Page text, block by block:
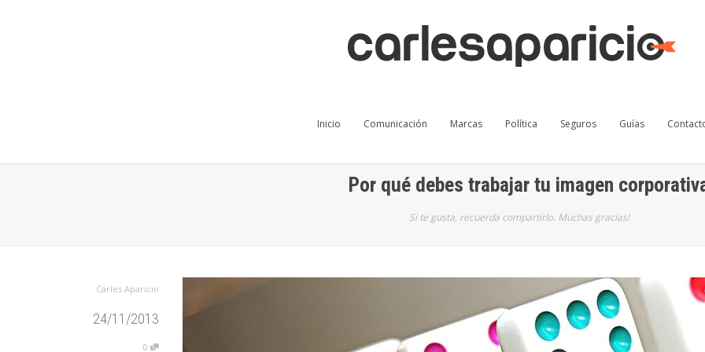
Inicio Comunicación Marcas Política Seguros Guías
Por qué debes trabajar tu imagen
Si te gusta, recuerda compartirlo. Muchas gracias!
Carles Aparicio
24/11/2013
0